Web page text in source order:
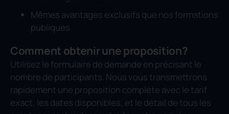
Mêmes avantages exclusifs que nos formations
publiques
Comment obtenir une proposition?
Utilisez le formulaire de demande en précisant le
nombre de participants. Nous vous transmettrons
rapidement une proposition complète avec le tarif
exact, les dates disponibles, et le détail de tous les